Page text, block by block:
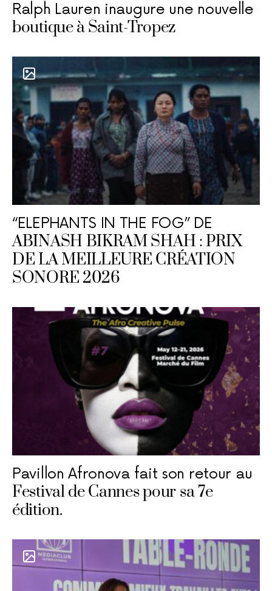
Ralph Lauren inaugure une nouvelle
boutique à Saint-Tropez
“ELEPHANTS IN THE FOG” DE
ABINASH BIKRAM SHAH : PRIX
DE LA MEILLEURE CRÉATION
SONORE 2026
Pavillon Afronova fait son retour au
Festival de Cannes pour sa 7e
édition.